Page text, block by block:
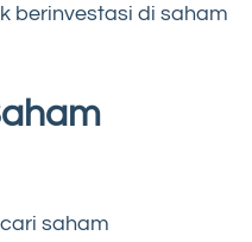
berinvestasi di saham
saham